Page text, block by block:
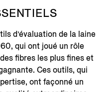
d’évaluation de la laine
qui ont joué un rôle
fibres les plus fines et
Ces outils, qui
ont façonné un